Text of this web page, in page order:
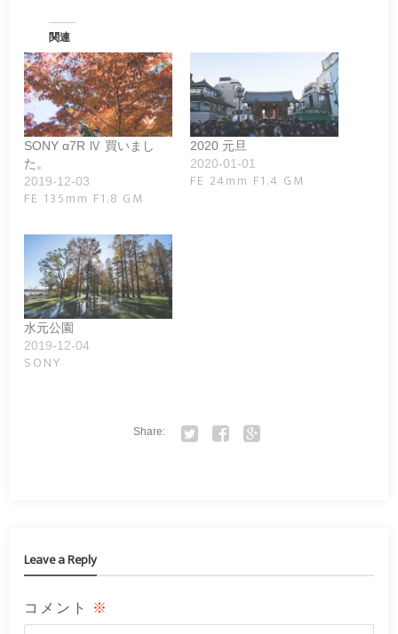
関連
SONY α7R Ⅳ 買いまし
た。
2019-12-03
FE 135mm F1.8 GM
2020 元旦
2020-01-01
FE 24mm F1.4 GM
水元公園
2019-12-04
SONY
Share:
Leave a Reply
コメント ※